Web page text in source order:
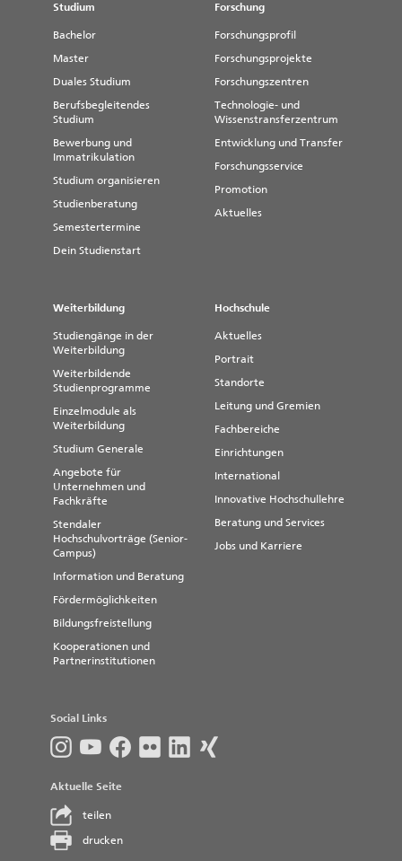
Studium
Bachelor
Master
Duales Studium
Berufsbegleitendes
Studium
Bewerbung und
Immatrikulation
Studium organisieren
Studienberatung
Semestertermine
Dein Studienstart
Forschung
Forschungsprofil
Forschungsprojekte
Forschungszentren
Technologie- und
Wissenstransferzentrum
Entwicklung und Transfer
Forschungsservice
Promotion
Aktuelles
Weiterbildung
Studiengänge in der
Weiterbildung
Weiterbildende
Studienprogramme
Einzelmodule als
Weiterbildung
Studium Generale
Angebote für
Unternehmen und
Fachkräfte
Stendaler
Hochschulvorträge (Senior-
Campus)
Information und Beratung
Fördermöglichkeiten
Bildungsfreistellung
Kooperationen und
Partnerinstitutionen
Hochschule
Aktuelles
Portrait
Standorte
Leitung und Gremien
Fachbereiche
Einrichtungen
International
Innovative Hochschullehre
Beratung und Services
Jobs und Karriere
Social Links
Aktuelle Seite
teilen
drucken